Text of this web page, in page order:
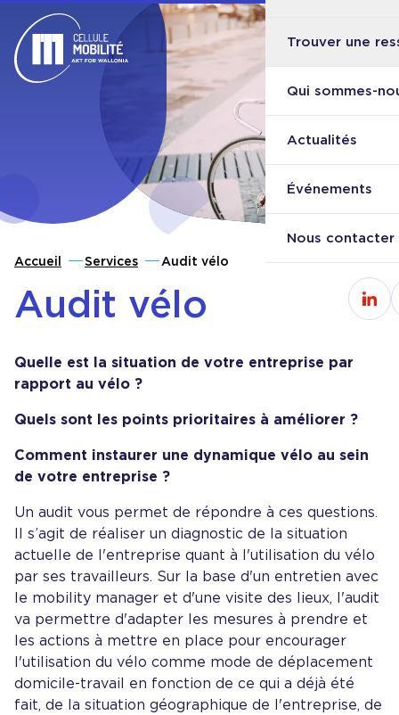
Retour à l'accueil
Trouver une
Qui sommes-
Actualités
Événements
Nous contacter
Accueil Services Audit vélo
Audit vélo
Quelle est la situation de votre entreprise par
rapport au vélo ?
Quels sont les points prioritaires à améliorer ?
Comment instaurer une dynamique vélo au sein
de votre entreprise ?
Un audit vous permet de répondre à ces questions.
Il s’agit de réaliser un diagnostic de la situation
actuelle de l'entreprise quant à l'utilisation du vélo
par ses travailleurs. Sur la base d'un entretien avec
le mobility manager et d'une visite des lieux, l'audit
va permettre d'adapter les mesures à prendre et
les actions à mettre en place pour encourager
l'utilisation du vélo comme mode de déplacement
domicile-travail en fonction de ce qui a déjà été
fait, de la situation géographique de l'entreprise, de